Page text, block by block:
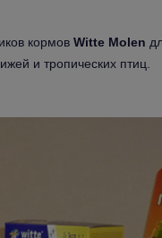
кормов Witte Molen
и тропических птиц.